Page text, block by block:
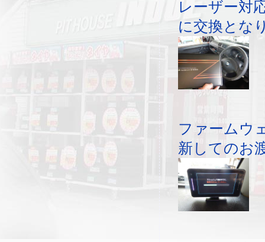
レーザー対
に交換とな
ファームウ
新してのお